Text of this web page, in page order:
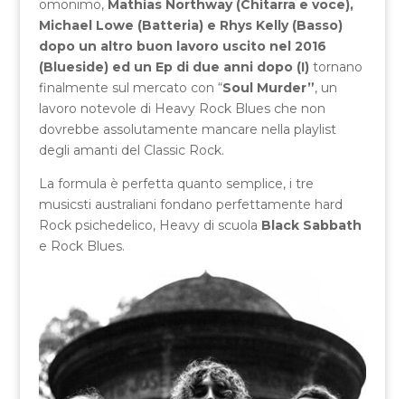
omonimo, Mathias Northway (Chitarra e voce),
Michael Lowe (Batteria) e Rhys Kelly (Basso)
dopo un altro buon lavoro uscito nel 2016
(Blueside) ed un Ep di due anni dopo (I)tornano
finalmente sul mercato con “Soul Murder”, un
lavoro notevole di Heavy Rock Blues che non
dovrebbe assolutamente mancare nella playlist
degli amanti del Classic Rock.
La formula è perfetta quanto semplice, i tre
musicsti australiani fondano perfettamente hard
Rock psichedelico, Heavy di scuola Black Sabbath
e Rock Blues.